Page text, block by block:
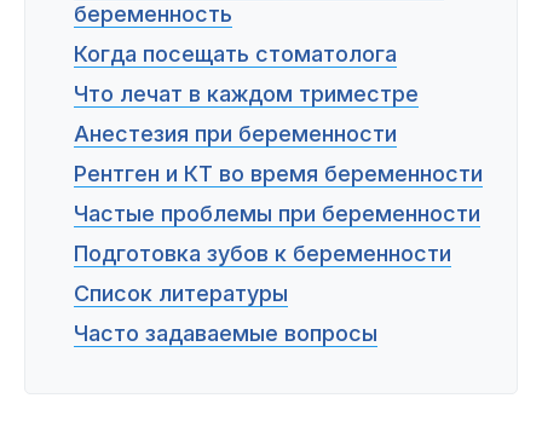
Сотрудники Контакты
беременность
Когда посещать стоматолога
Что лечат в каждом триместре
Анестезия при беременности
Рентген и КТ во время беременности
Частые проблемы при беременности
Подготовка зубов к беременности
Список литературы
Часто задаваемые вопросы